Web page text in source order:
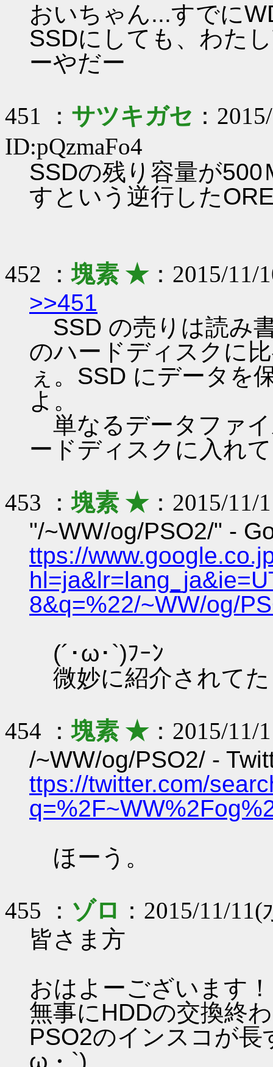
おいちゃん...すでに
SSDにしても、わた
ーやだー
451 ： サツキガセ ：
ID:pQzmaFo4
SSDの残り容量が
すという逆行した
452 ：塊素 ★：2015/11/
>>451
SSD の売りは読み
のハードディスクに
ぇ。SSD にデータを
よ。
単なるデータファ
ードディスクに入れ
453 ：塊素 ★：2015/11/
"/~WW/og/PSO2/" -
ttps://
8&q=%22/~WW/og/
(´･ω･`)ﾌｰﾝ
微妙に紹介されて
454 ：塊素 ★：2015/11/
/~WW/og/PSO2/ -
ttps://twitter.com/
ほーう。
455 ： ゾロ ：2015/11/
皆さま方
おはよーございます！
無事にHDDの交換終
PSO2のインスコが長
ω・`)